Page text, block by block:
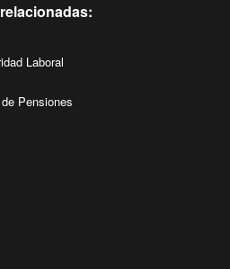
Laboral
Pensiones